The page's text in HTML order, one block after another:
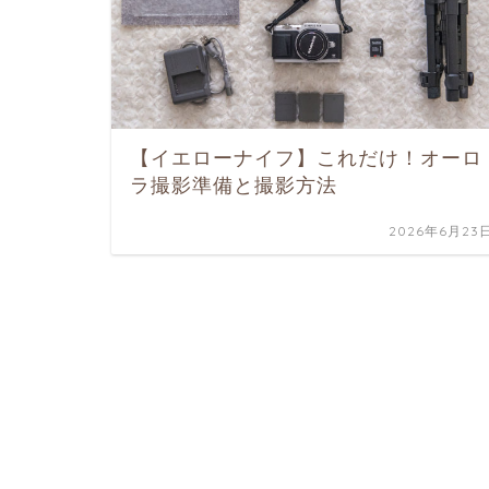
【イエローナイフ】これだけ！オーロ
ラ撮影準備と撮影方法
2026年6月23